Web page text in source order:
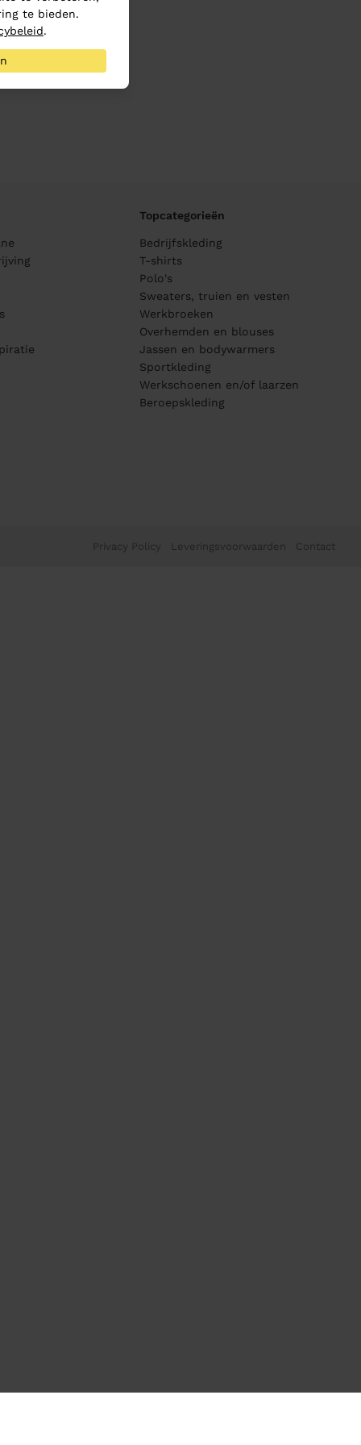
Topcategorieën
Bedrijfskleding
T-shirts
Polo's
Sweaters, truien en vesten
Werkbroeken
Overhemden en blouses
Jassen en bodywarmers
Sportkleding
Werkschoenen en/of laarzen
Beroepskleding
Privacy Policy Leveringsvoorwaarden Contact
te bieden.
.